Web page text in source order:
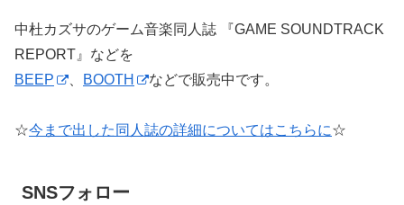
中杜カズサのゲーム音楽同人誌 『GAME SOUNDTRACK
REPORT』などを
BEEP
BOOTH などで販売中です。
☆今まで出した同人誌の詳細についてはこちらに☆
SNSフォロー